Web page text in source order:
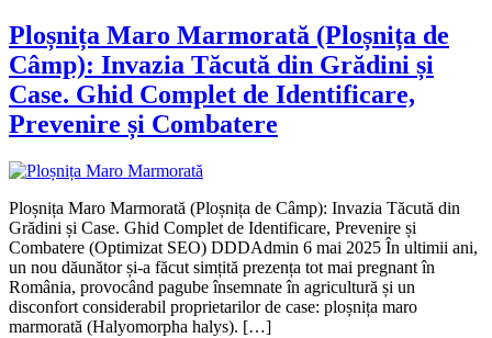
Ploșnița Maro Marmorată (Ploșnița de
Câmp): Invazia Tăcută din Grădini și
Case. Ghid Complet de Identificare,
Prevenire și Combatere
Ploșnița Maro Marmorată (Ploșnița de Câmp): Invazia Tăcută din
Grădini și Case. Ghid Complet de Identificare, Prevenire și
Combatere (Optimizat SEO) DDDAdmin 6 mai 2025 În ultimii ani,
un nou dăunător și-a făcut simțită prezența tot mai pregnant în
România, provocând pagube însemnate în agricultură și un
disconfort considerabil proprietarilor de case: ploșnița maro
marmorată (Halyomorpha halys). […]